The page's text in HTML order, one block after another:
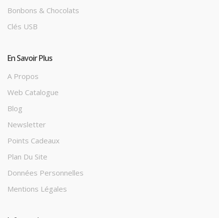
Bonbons & Chocolats
Clés USB
En Savoir Plus
A Propos
Web Catalogue
Blog
Newsletter
Points Cadeaux
Plan Du Site
Données Personnelles
Mentions Légales